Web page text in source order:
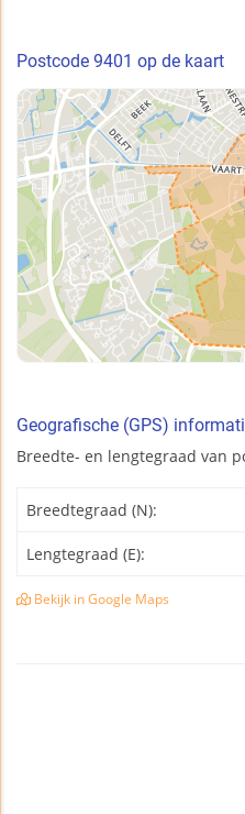
Postcode 9401 op de kaart
Geografische (GPS)
Breedte- en lengtegraad van
Breedtegraad (N):
Lengtegraad (E):
Bekijk in Google Maps